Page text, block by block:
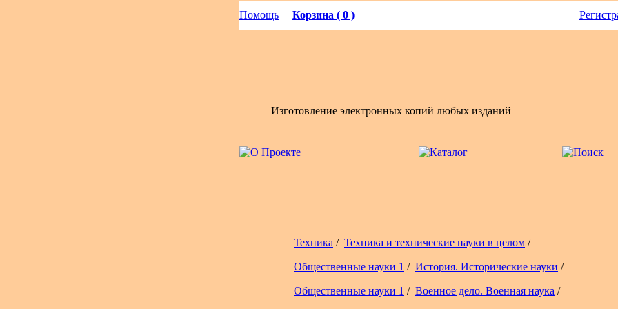
Помощь Корзина ( 0 )
Изготовление электронных копий любых изданий
Техника / Техника и технические науки в целом /
Общественные науки 1 / История. Исторические науки /
Общественные науки 1 / Военное дело. Военная наука /